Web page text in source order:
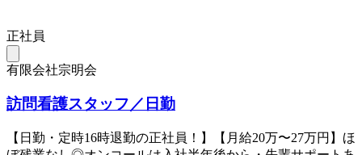
正社員
有限会社宗明会
訪問看護スタッフ／日勤
【日勤・定時16時退勤の正社員！】【月給20万〜27万円】ほ